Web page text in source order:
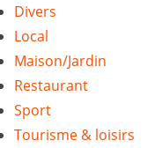
Divers
Local
Maison/Jardin
Restaurant
Sport
Tourisme & loisirs